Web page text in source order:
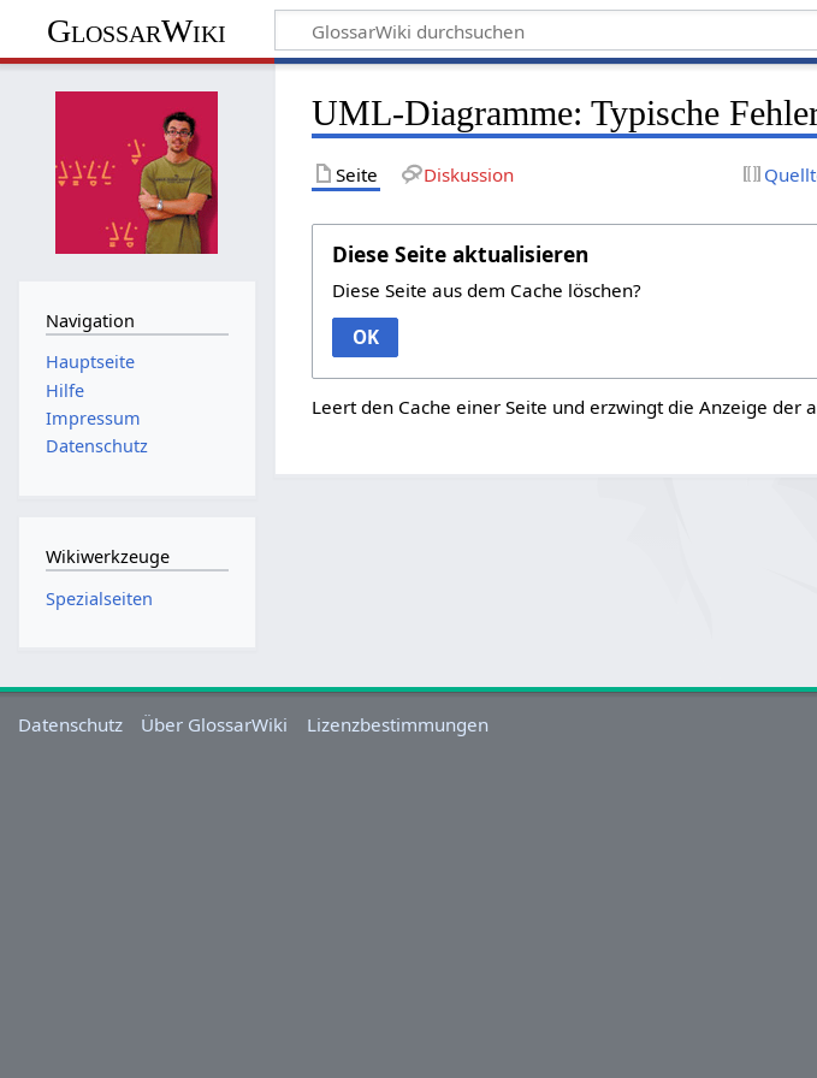
GlossarWiki
UML-Diagramme: Typische
Seite Diskussion
Diese Seite aktualisieren
Diese Seite aus dem Cache löschen?
OK
Leert den Cache einer Seite und erzwingt die Anzeige der
Navigation
Hauptseite
Hilfe
Impressum
Datenschutz
Wikiwerkzeuge
Spezialseiten
Datenschutz Über GlossarWiki Lizenzbestimmungen